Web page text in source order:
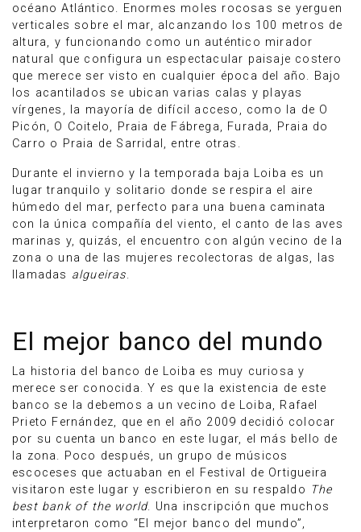
océano Atlántico. Enormes moles rocosas se yerguen
verticales sobre el mar, alcanzando los 100 metros de
altura, y funcionando como un auténtico mirador
natural que configura un espectacular paisaje costero
que merece ser visto en cualquier época del año. Bajo
los acantilados se ubican varias calas y playas
vírgenes, la mayoría de difícil acceso, como la de O
Picón, O Coitelo, Praia de Fábrega, Furada, Praia do
Carro o Praia de Sarridal, entre otras.
Durante el invierno y la temporada baja Loiba es un
lugar tranquilo y solitario donde se respira el aire
húmedo del mar, perfecto para una buena caminata
con la única compañía del viento, el canto de las aves
marinas y, quizás, el encuentro con algún vecino de la
zona o una de las mujeres recolectoras de algas, las
llamadas algueiras.
El mejor banco del mundo
La historia del banco de Loiba es muy curiosa y
merece ser conocida. Y es que la existencia de este
banco se la debemos a un vecino de Loiba, Rafael
Prieto Fernández, que en el año 2009 decidió colocar
por su cuenta un banco en este lugar, el más bello de
la zona. Poco después, un grupo de músicos
escoceses que actuaban en el Festival de Ortigueira
visitaron este lugar y escribieron en su respaldo The
best bank of the world. Una inscripción que muchos
interpretaron como “El mejor banco del mundo”,